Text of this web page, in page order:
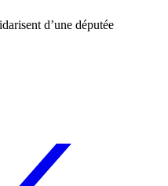
d’une députée